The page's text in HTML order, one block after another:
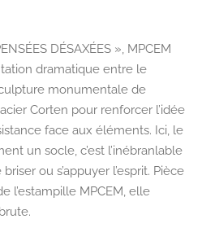
DÉSAXÉES », MPCEM
dramatique entre le
monumentale de
Corten pour renforcer l’idée
face aux éléments. Ici, le
un socle, c’est l’inébranlable
ou s’appuyer l’esprit. Pièce
l’estampille MPCEM, elle